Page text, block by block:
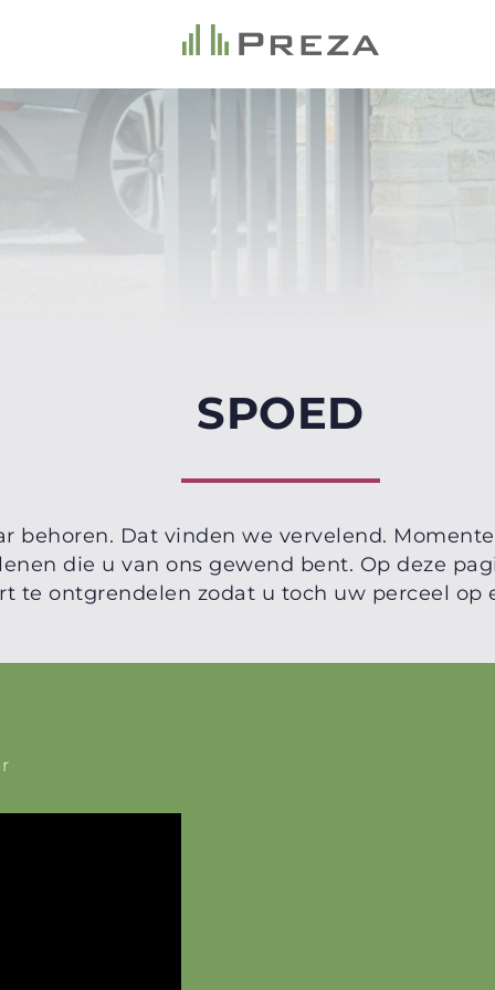
SPOED
behoren. Dat vinden we vervelend.
die u van ons gewend bent. Op deze
te ontgrendelen zodat u toch uw perceel op